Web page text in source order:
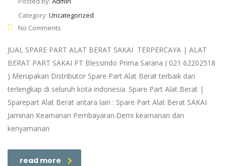
Category: Uncategorized
No Comments
JUAL SPARE PART ALAT BERAT SAKAI TERPERCAYA | ALAT
BERAT PART SAKAI PT Blessindo Prima Sarana ( 021 62202518
) Merupakan Distributor Spare Part Alat Berat terbaik dan
terlengkap di seluruh kota indonesia. Spare Part Alat Berat |
Sparepart Alat Berat antara lain : Spare Part Alat Berat SAKAI
Jaminan Keamanan Pembayaran.Demi keamanan dan
kenyamanan
read more